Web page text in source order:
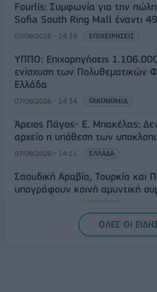
Fourlis: Συμφωνία για την
Sofia South Ring Mall έναντι
07/08/2026 - 14:39 ΕΠΙΧΕΙΡΗΣΕΙΣ
ΥΠΠΟ: Επιχορηγήσεις
ενίσχυση των Πολυθεματικών
Ελλάδα
07/08/2026 - 14:34 ΟΙΚΟΝΟΜΙΑ
Άρειος Πάγος- Ε. Μπακέλας:
αρχείο η υπόθεση των
07/08/2026 - 14:11 ΕΛΛΑΔΑ
Σαουδική Αραβία, Τουρκία και
υπογράφουν κοινή αμυντική
ΟΛΕΣ ΟΙ